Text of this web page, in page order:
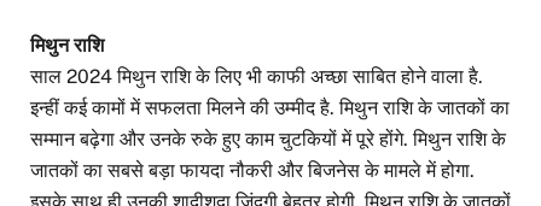
मिथुन राशि
साल 2024 मिथुन राशि के लिए भी काफी अच्छा साबित होने वाला है.
इन्हीं कई कामों में सफलता मिलने की उम्मीद है. मिथुन राशि के जातकों का
सम्मान बढ़ेगा और उनके रुके हुए काम चुटकियों में पूरे होंगे. मिथुन राशि के
जातकों का सबसे बड़ा फायदा नौकरी और बिजनेस के मामले में होगा.